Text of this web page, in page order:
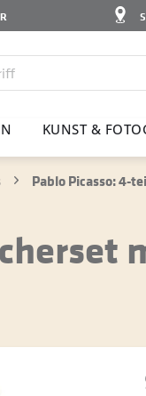
KUNST &
Pablo Picasso: 4-